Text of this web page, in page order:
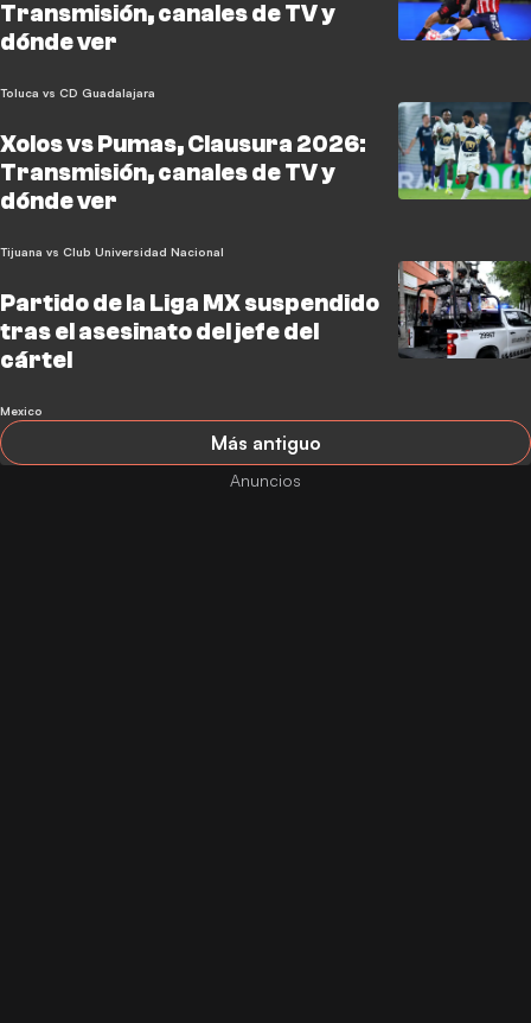
Transmisión, canales de TV y
dónde ver
Toluca vs CD Guadalajara
Xolos vs Pumas, Clausura 2026:
Transmisión, canales de TV y
dónde ver
Tijuana vs Club Universidad Nacional
Partido de la Liga MX suspendido
tras el asesinato del jefe del
cártel
Mexico
Más antiguo